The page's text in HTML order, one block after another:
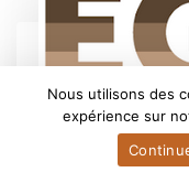
Revue des
Nous utilisons des
expérience sur